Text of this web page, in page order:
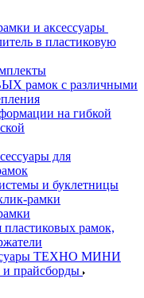
и аксессуары
в пластиковую
рамок с различными
на гибкой
для
и буклетницы
рамки
пластиковых рамок,
ТЕХНО МИНИ
прайсборды